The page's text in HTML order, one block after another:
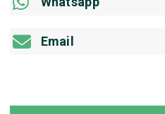
Email